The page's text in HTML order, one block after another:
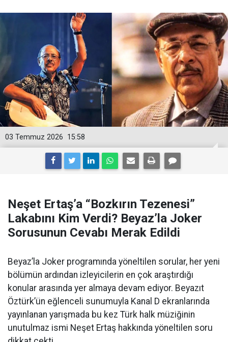
15:58
03 Temmuz 2026
Neşet Ertaş’a “Bozkırın Tezenesi”
Lakabını Kim Verdi? Beyaz’la Joker
Sorusunun Cevabı Merak Edildi
Beyaz’la Joker programında yöneltilen sorular, her yeni
bölümün ardından izleyicilerin en çok araştırdığı
konular arasında yer almaya devam ediyor. Beyazıt
Öztürk’ün eğlenceli sunumuyla Kanal D ekranlarında
yayınlanan yarışmada bu kez Türk halk müziğinin
unutulmaz ismi Neşet Ertaş hakkında yöneltilen soru